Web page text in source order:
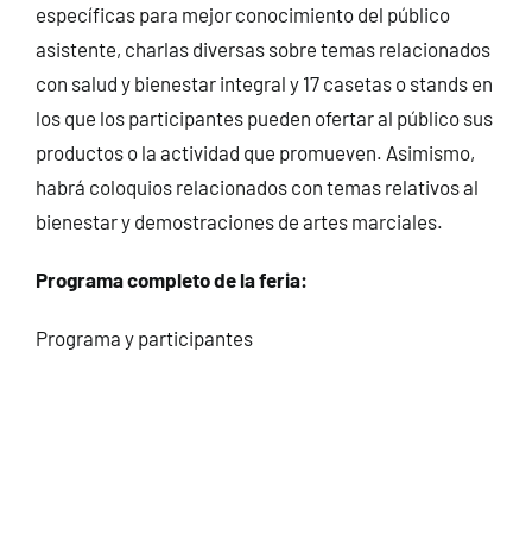
específicas para mejor conocimiento del público
asistente, charlas diversas sobre temas relacionados
con salud y bienestar integral y 17 casetas o stands en
los que los participantes pueden ofertar al público sus
productos o la actividad que promueven. Asimismo,
habrá coloquios relacionados con temas relativos al
bienestar y demostraciones de artes marciales.
Programa completo de la feria:
Programa y participantes